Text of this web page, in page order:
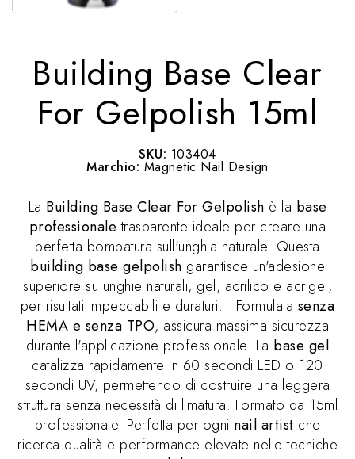
Building Base Clear
For Gelpolish 15ml
SKU: 103404
Marchio: Magnetic Nail Design
La Building Base Clear For Gelpolish è la base
professionale trasparente ideale per creare una
perfetta bombatura sull'unghia naturale. Questa
building base gelpolish garantisce un'adesione
superiore su unghie naturali, gel, acrilico e acrigel,
per risultati impeccabili e duraturi. Formulata senza
HEMA e senza TPO, assicura massima sicurezza
durante l'applicazione professionale. La base gel
catalizza rapidamente in 60 secondi LED o 120
secondi UV, permettendo di costruire una leggera
struttura senza necessità di limatura. Formato da 15ml
professionale. Perfetta per ogni nail artist che
ricerca qualità e performance elevate nelle tecniche